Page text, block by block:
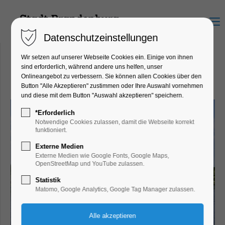
Menu
Gartenstadt Plaue
Datenschutzeinstellungen
Wir setzen auf unserer Webseite Cookies ein. Einige von ihnen
sind erforderlich, während andere uns helfen, unser
Onlineangebot zu verbessern. Sie können allen Cookies über den
Button "Alle Akzeptieren" zustimmen oder Ihre Auswahl vornehmen
und diese mit dem Button "Auswahl akzeptieren" speichern.
*Erforderlich
Notwendige Cookies zulassen, damit die Webseite korrekt
funktioniert.
Externe Medien
Externe Medien wie Google Fonts, Google Maps,
OpenStreetMap und YouTube zulassen.
Statistik
Matomo, Google Analytics, Google Tag Manager zulassen.